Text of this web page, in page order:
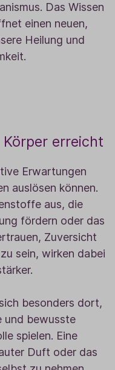
Das Wissen
einen neuen,
Heilung und
erreicht
Erwartungen
auslösen können.
aus, die
fördern oder das
Zuversicht
sein, wirken dabei
besonders dort,
und bewusste
spielen. Eine
Duft oder das